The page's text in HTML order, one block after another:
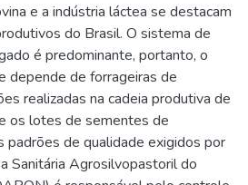
e a indústria láctea se destacam
do Brasil. O sistema de
é predominante, portanto, o
depende de forrageiras de
realizadas na cadeia produtiva de
os lotes de sementes de
padrões de qualidade exigidos por
Sanitária Agrosilvopastoril do